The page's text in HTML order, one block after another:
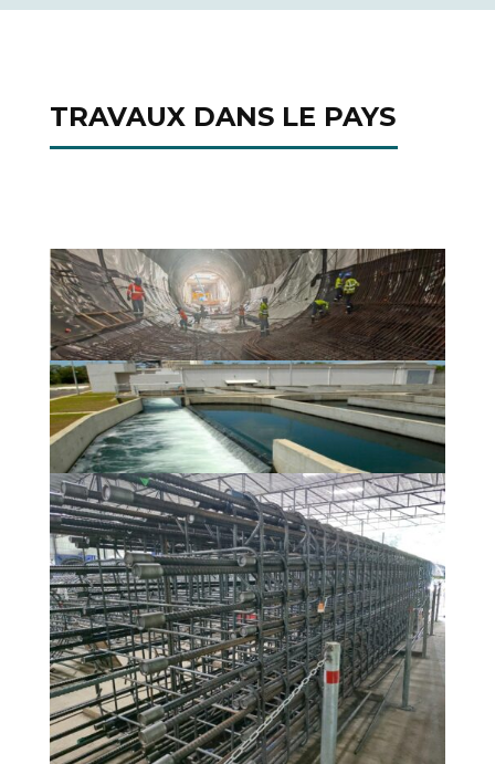
TRAVAUX DANS LE PAYS